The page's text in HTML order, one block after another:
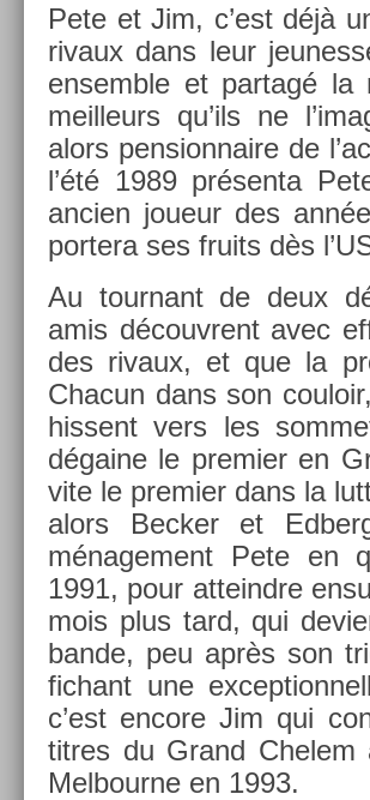
Pete et Jim, c’est déjà
rivaux dans leur
en­semble et par­tagé la
meil­leurs qu’ils ne
alors pen­sion­naire de
l’été 1989 présenta
an­ci­en joueur des
por­tera ses fruits dès
Au tour­nant de deux
amis découv­rent avec
des rivaux, et que la
Chacun dans son
his­sent vers les
dégaine le pre­mi­er en
vite le pre­mi­er dans la
alors Be­ck­er et
ménage­ment Pete en
1991, pour at­teindre
mois plus tard, qui
bande, peu après son
fichant une
c’est en­core Jim qui
tit­res du Grand
Mel­bour­ne en 1993.